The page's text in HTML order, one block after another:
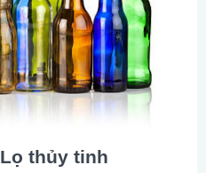
thủy tinh